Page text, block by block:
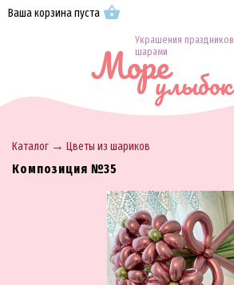
Ваша корзина пуста
Украшения праздников
шарами
Мореулыбок
Каталог → Цветы из шариков
Композиция №35